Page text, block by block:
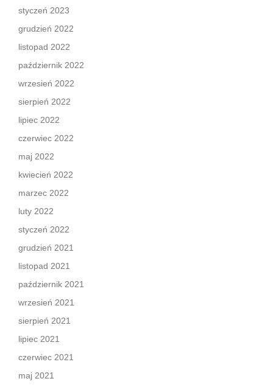
styczeń 2023
grudzień 2022
listopad 2022
październik 2022
wrzesień 2022
sierpień 2022
lipiec 2022
czerwiec 2022
maj 2022
kwiecień 2022
marzec 2022
luty 2022
styczeń 2022
grudzień 2021
listopad 2021
październik 2021
wrzesień 2021
sierpień 2021
lipiec 2021
czerwiec 2021
maj 2021